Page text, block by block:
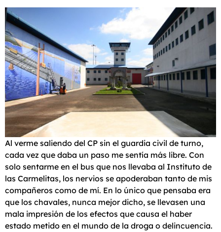
Al verme saliendo del CP sin el guardia civil de turno,
cada vez que daba un paso me sentía más libre. Con
solo sentarme en el bus que nos llevaba al Instituto de
las Carmelitas, los nervios se apoderaban tanto de mis
compañeros como de mí. En lo único que pensaba era
que los chavales, nunca mejor dicho, se llevasen una
mala impresión de los efectos que causa el haber
estado metido en el mundo de la droga o delincuencia.